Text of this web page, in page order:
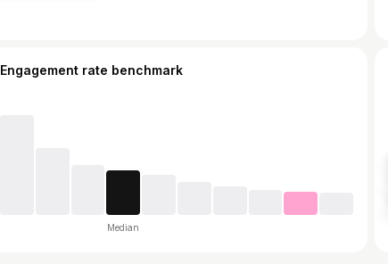
Engagement rate benchmark
Median